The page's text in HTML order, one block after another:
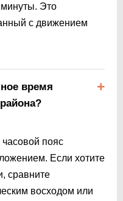
минуты. Это
с движением
время
пояс
Если хотите
сравните
восходом или